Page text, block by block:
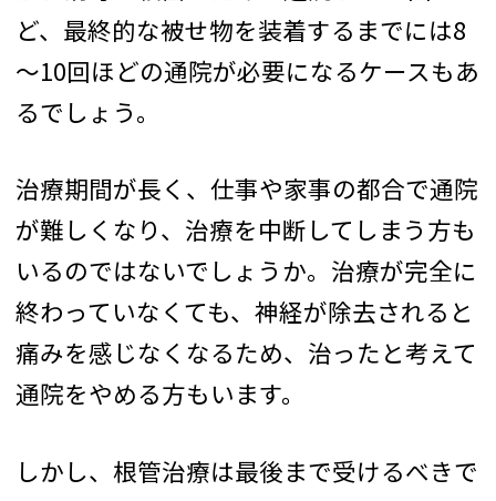
ど、最終的な被せ物を装着するまでには8
～10回ほどの通院が必要になるケースもあ
るでしょう。
治療期間が長く、仕事や家事の都合で通院
が難しくなり、治療を中断してしまう方も
いるのではないでしょうか。治療が完全に
終わっていなくても、神経が除去されると
痛みを感じなくなるため、治ったと考えて
通院をやめる方もいます。
しかし、根管治療は最後まで受けるべきで